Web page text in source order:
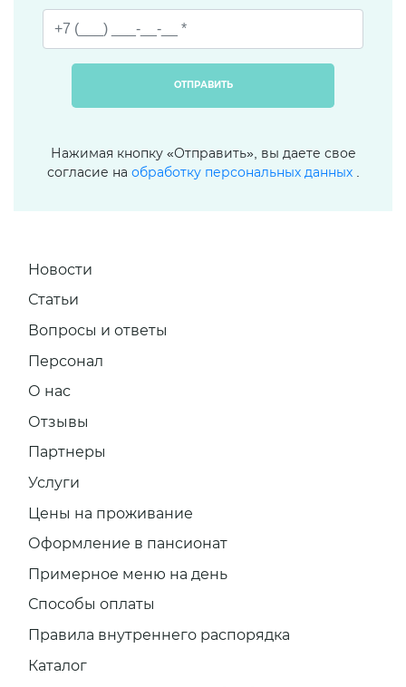
ОТПРАВИТЬ
Нажимая кнопку «Отправить», вы даете свое
согласие на обработку персональных данных
Новости
Статьи
Вопросы и ответы
Персонал
О нас
Отзывы
Партнеры
Услуги
Цены на проживание
Оформление в пансионат
Примерное меню на день
Способы оплаты
Правила внутреннего распорядка
Каталог